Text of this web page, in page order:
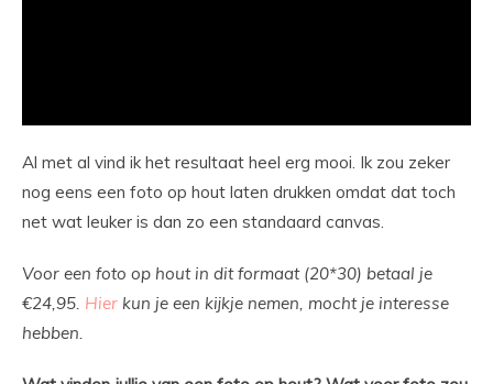
Al met al vind ik het resultaat heel erg mooi. Ik zou zeker
nog eens een foto op hout laten drukken omdat dat toch
net wat leuker is dan zo een standaard canvas.
Voor een foto op hout in dit formaat (20*30) betaal je
€24,95. Hier kun je een kijkje nemen, mocht je interesse
hebben.